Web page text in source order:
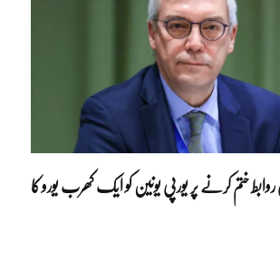
ختم کرنے پر یورپی یونین کو ایک کھرب یورو کا